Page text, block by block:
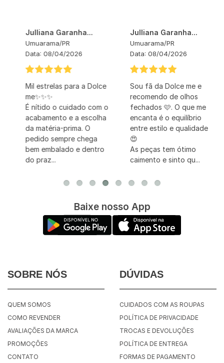
Julliana Garanha...
Umuarama/PR
Data:08/04/2026
Mil estrelas para a Dolce
me✨✨✨
É nítido o cuidado com o
acabamento e a escolha
da matéria-prima. O
pedido sempre chega
bem embalado e dentro
do praz...
Julliana Garanha...
Umuarama/PR
Data:08/04/2026
Sou fã da Dolce me e
recomendo de olhos
fechados 🩷. O que me
encanta é o equilíbrio
entre estilo e qualidade
As peças tem ótimo
caimento e sinto qu...
Baixe nosso App
SOBRE NÓS
QUEM SOMOS
COMO REVENDER
AVALIAÇÕES DA MARCA
PROMOÇÕES
CONTATO
DÚVIDAS
CUIDADOS COM AS ROUPAS
POLÍTICA DE PRIVACIDADE
TROCAS E DEVOLUÇÕES
POLÍTICA DE ENTREGA
FORMAS DE PAGAMENTO